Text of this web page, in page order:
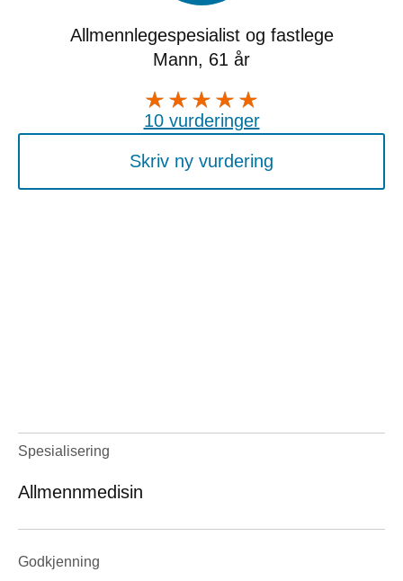
Allmennlegespesialist og fastlege
Mann, 61 år
10 vurderinger
Skriv ny vurdering
Spesialisering
Allmennmedisin
Godkjenning